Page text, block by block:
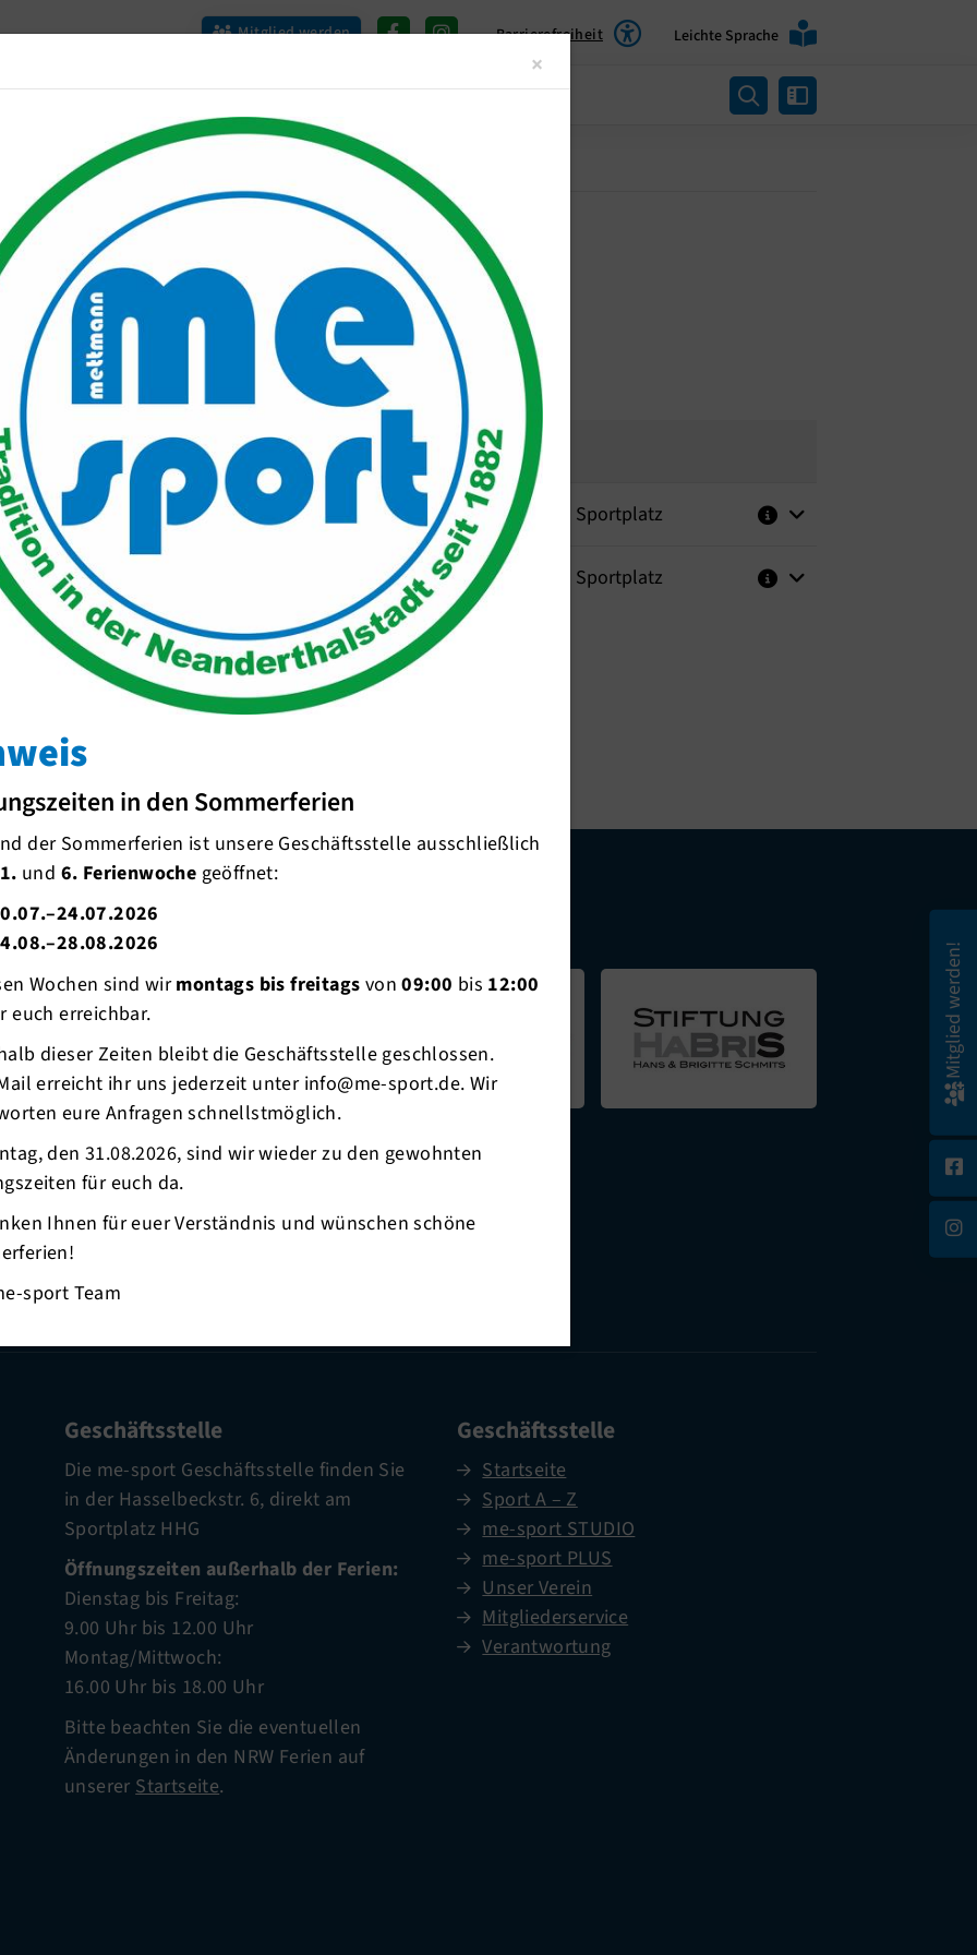
Mitglied werden Barrierefreiheit Leichte Sprache
PLUS Unser Verein Mitgliederservice Verantwortung
Trainingszeiten
mettmannLÄUFT
Zeit Angebot
Ort
–19:30 Lauftreff:meLÄUFT HHG Sportplatz
Lauftreff:meLÄUFT HHG Sportplatz
und Unterstützer
Geschäftsstelle
Die me-sport Geschäftsstelle finden Sie
in der Hasselbeckstr. 6, direkt am
Sportplatz HHG
Öffnungszeiten außerhalb der Ferien:
Dienstag bis Freitag:
9.00 Uhr bis 12.00 Uhr
Montag/Mittwoch:
16.00 Uhr bis 18.00 Uhr
Bitte beachten Sie die eventuellen
Änderungen in den NRW Ferien auf
unsererStartseite.
Geschäftsstelle
Startseite
Sport A – Z
me-sport STUDIO
me-sport PLUS
Unser Verein
Mitgliederservice
Verantwortung
Mitglied werden!
×
in den Sommerferien
der Sommerferien ist unsere Geschäftsstelle ausschließlich
und 6. Ferienwoche geöffnet:
Wochen sind wirmontags bis freitags von09:00 bis 12:00
euch erreichbar.
dieser Zeiten bleibt die Geschäftsstelle geschlossen.
erreicht ihr uns jederzeit unter info@me-sport.de. Wir
eure Anfragen schnellstmöglich.
den 31.08.2026, sind wir wieder zu den gewohnten
für euch da.
Ihnen für euer Verständnis und wünschen schöne
sport Team